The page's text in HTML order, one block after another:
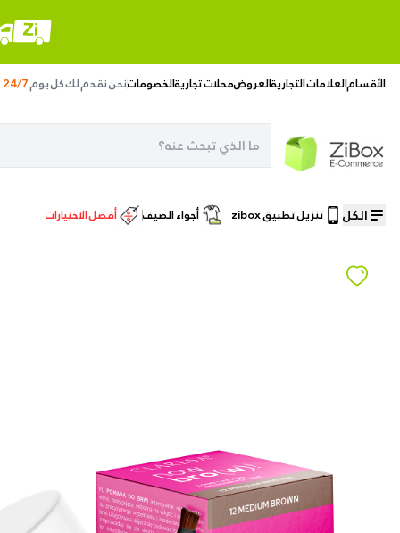
الأقسامالعلامات التجاريةالعروضمحلات تجاريةالخصوماتنحن نقدم لككل يوم24/7
الكل تنزيل تطبيق zibox أجواء الصيف أفضل الاختيارات
الصفحة الرئيسية /مستحضرات التجميل